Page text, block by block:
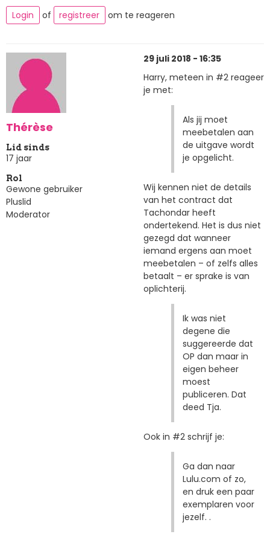
Login
of registreer om te reageren
Thérèse
Lid sinds
17 jaar
Rol
Gewone gebruiker
Pluslid
Moderator
29 juli 2018 - 16:35
Harry, meteen in #2 reageer
je met:
Als jij moet
meebetalen aan
de uitgave wordt
je opgelicht.
Wij kennen niet de details
van het contract dat
Tachondar heeft
ondertekend. Het is dus niet
gezegd dat wanneer
iemand ergens aan moet
meebetalen – of zelfs alles
betaalt – er sprake is van
oplichterij.
Ik was niet
degene die
suggereerde dat
OP dan maar in
eigen beheer
moest
publiceren. Dat
deed Tja.
Ook in #2 schrijf je:
Ga dan naar
Lulu.com of zo,
en druk een paar
exemplaren voor
jezelf. .